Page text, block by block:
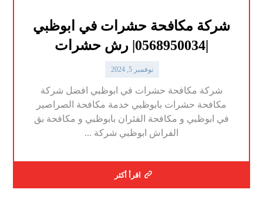
شركة مكافحة حشرات في ابوظبي
|0568950034| رش حشرات
نوفمبر 5, 2024
شركة مكافحة حشرات في ابوظبي افضل شركة
مكافحة حشرات بابوظبي خدمة مكافحة الصراصير
في ابوظبي و مكافحة الفئران بابوظبي و مكافحة بق
الفراش ابوظبي شركة ...
اقرأ أكثر